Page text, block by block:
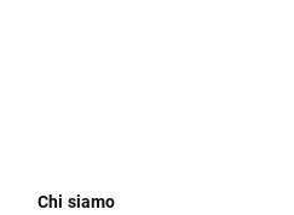
Chi siamo